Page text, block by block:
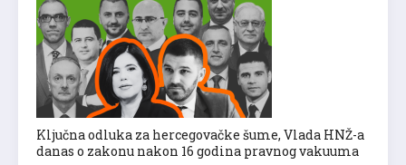
Ključna odluka za hercegovačke šume, Vlada HNŽ-a
danas o zakonu nakon 16 godina pravnog vakuuma